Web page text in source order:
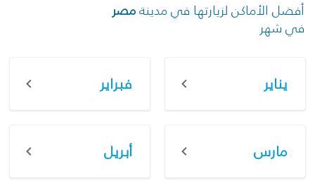
أفضل الأماكن لزيارتها في مدينةمصر
في شهر
يناير فبراير
مارس أبريل